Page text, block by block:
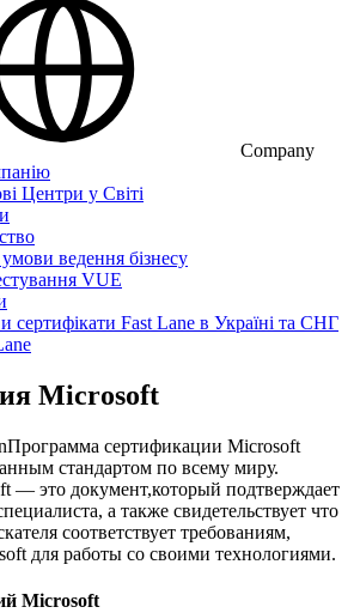
Company
Центри у Світі
умови ведення бізнесу
VUE
сертифікати Fast Lane в Україні та СНГ
Microsoft
Программа сертификации Microsoft
стандартом по всему миру.
— это документ,который подтверждает
а также свидетельствует что
соответствует требованиям,
для работы со своими технологиями.
Microsoft